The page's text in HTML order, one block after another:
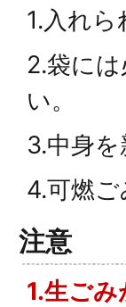
1.入れ
2.袋に
い。
3.中身
4.可燃
注意
1.生ご